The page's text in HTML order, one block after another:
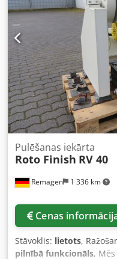
Remagen 1 336 km
Pulēšanas iekārta
Roto Finish RV 40
Cenas
Stāvoklis: lietots,
pilnībā funkcionāls,